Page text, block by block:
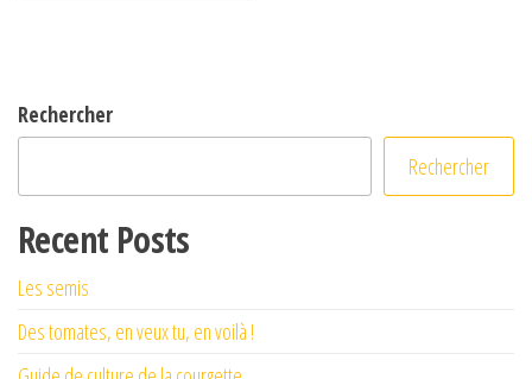
Rechercher
Rechercher
Recent Posts
Les semis
Des tomates, en veux tu, en voilà !